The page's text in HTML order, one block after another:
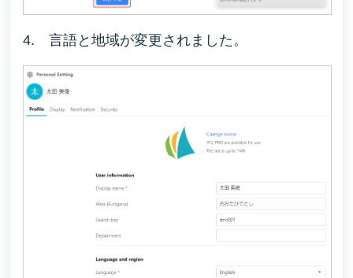
4. 言語と地域が変更されました。